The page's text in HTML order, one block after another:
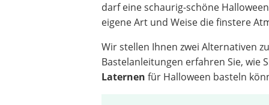
darf eine schaurig-schöne
eigene Art und Weise die finstere
Wir stellen Ihnen zwei Alternativen
Bastelanleitungen erfahren Sie, wie
Laternen für Halloween basteln